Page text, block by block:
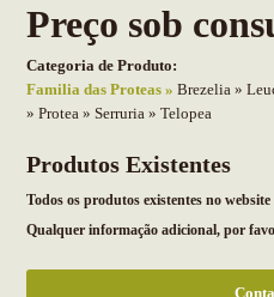
Preço sob
Categoria de Produto:
Familia das Proteas
Brezelia
Protea
Serruria Telopea
Produtos Existentes
Todos os produtos existentes no
Qualquer informação adicional, por